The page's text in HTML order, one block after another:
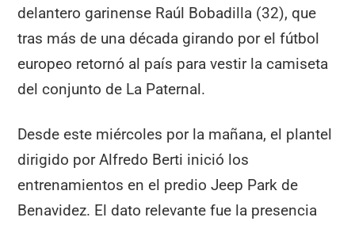
delantero garinense Raúl Bobadilla (32), que
tras más de una década girando por el fútbol
europeo retornó al país para vestir la camiseta
del conjunto de La Paternal.
Desde este miércoles por la mañana, el plantel
dirigido por Alfredo Berti inició los
entrenamientos en el predio Jeep Park de
Benavidez. El dato relevante fue la presencia